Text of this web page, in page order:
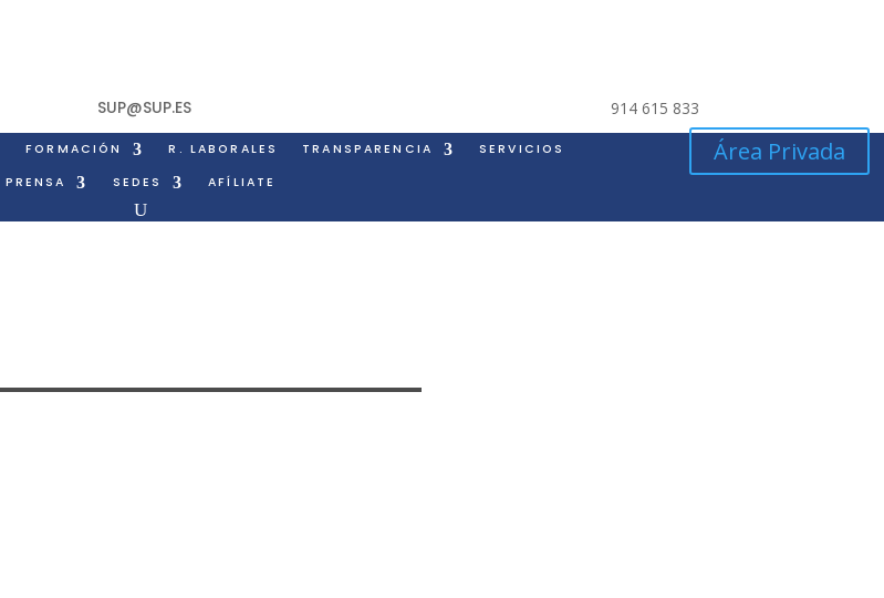
SUP@SUP.ES 914 615 833
FORMACIÓN R. LABORALES TRANSPARENCIA
SERVICIOS
PRENSA
SEDES AFÍLIATE
Área Privada